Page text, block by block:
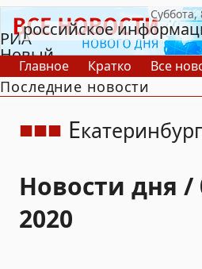
РИА
Новый
День
российское
Главное Кратко Все
В России
В мире
Последние новости
Екатеринбург
Новости дня /
2020